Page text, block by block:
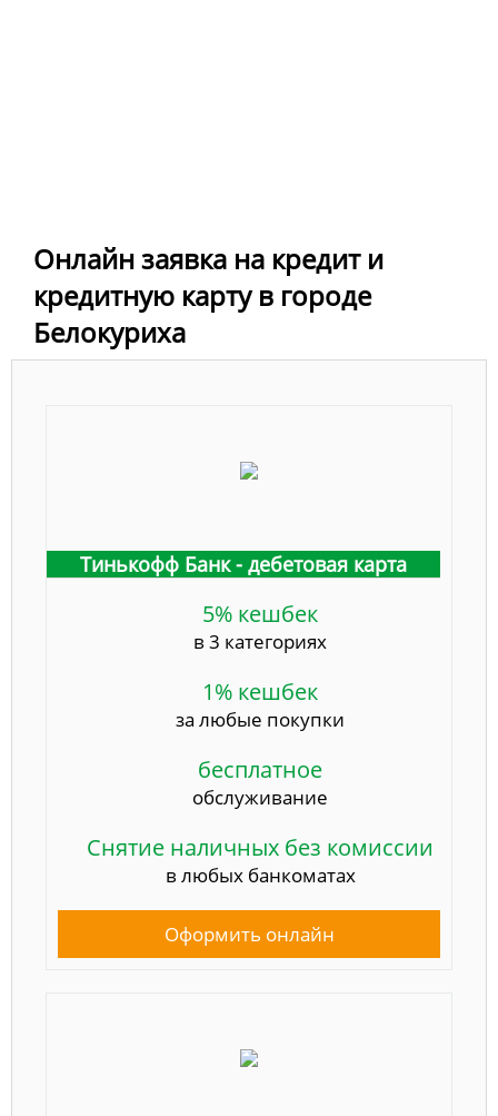
Онлайн заявка на кредит и
кредитную карту в городе
Белокуриха
Тинькофф Банк - дебетовая карта
5% кешбек
в 3 категориях
1% кешбек
за любые покупки
бесплатное
обслуживание
Снятие наличных без комиссии
в любых банкоматах
Оформить онлайн